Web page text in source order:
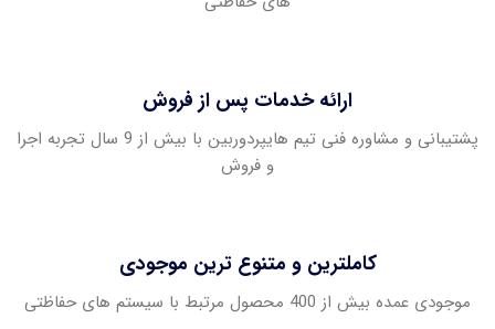
ارائه خدمات پس از فروش
پشتیبانی و مشاوره فنی تیم هایپردوربین با بیش از 9 سال تجربه اجرا
و فروش
کاملترین و متنوع ترین موجودی
موجودی عمده بیش از 400 محصول مرتبط با سیستم های حفاظتی